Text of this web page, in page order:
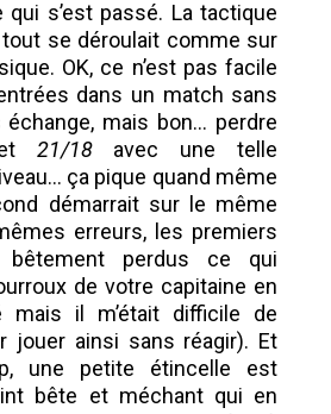
s’est passé. La tactique
se déroulait comme sur
OK, ce n’est pas facile
dans un match sans
mais bon… perdre
21/18avec une telle
ça pique quand même
démarrait sur le même
erreurs, les premiers
bêtement perdus ce qui
de votre capitaine en
mais il m’était difficile de
jouer ainsi sans réagir). Et
une petite étincelle est
bête et méchant qui en